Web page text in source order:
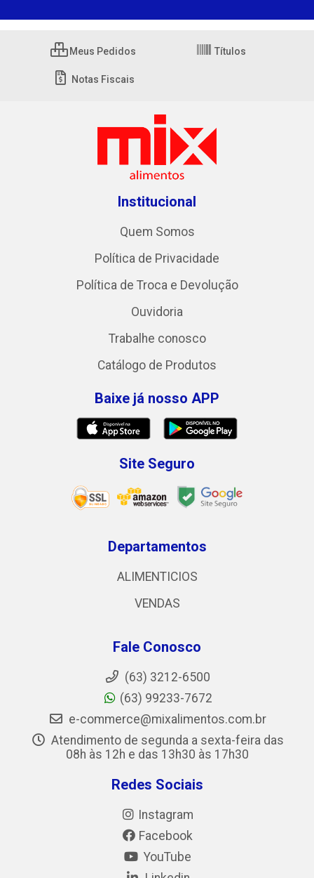
Meus Pedidos Títulos
Notas Fiscais
Institucional
Quem Somos
Política de Privacidade
Política de Troca e Devolução
Ouvidoria
Trabalhe conosco
Catálogo de Produtos
Baixe já nosso APP
Site Seguro
Departamentos
ALIMENTICIOS
VENDAS
Fale Conosco
(63) 3212-6500
(63) 99233-7672
e-commerce@mixalimentos.com.br
Atendimento de segunda a sexta-feira das
08h às 12h e das 13h30 às 17h30
Redes Sociais
Instagram
Facebook
YouTube